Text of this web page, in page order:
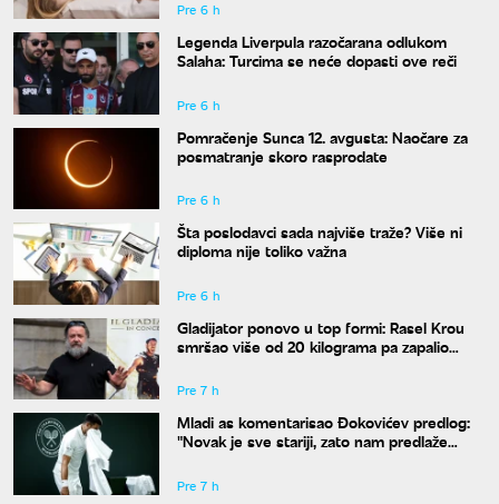
Pre 6 h
Legenda Liverpula razočarana odlukom
Salaha: Turcima se neće dopasti ove reči
Pre 6 h
Pomračenje Sunca 12. avgusta: Naočare za
posmatranje skoro rasprodate
Pre 6 h
Šta poslodavci sada najviše traže? Više ni
diploma nije toliko važna
Pre 6 h
Gladijator ponovo u top formi: Rasel Krou
smršao više od 20 kilograma pa zapalio
Pre 7 h
Mladi as komentarisao Đokovićev predlog:
"Novak je sve stariji, zato nam predlaže
Pre 7 h